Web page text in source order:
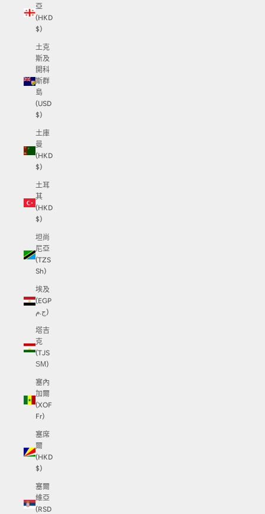
亞
(HKD
$)
土克
斯及
開科
斯群
島
(USD
$)
土庫
曼
(HKD
$)
土耳
其
(HKD
$)
坦尚
尼亞
(TZS
Sh)
埃及
(EGP
ج.م)
塔吉
克
(TJS
ЅМ)
塞內
加爾
(XOF
Fr)
塞席
爾
(HKD
$)
塞爾
維亞
(RSD